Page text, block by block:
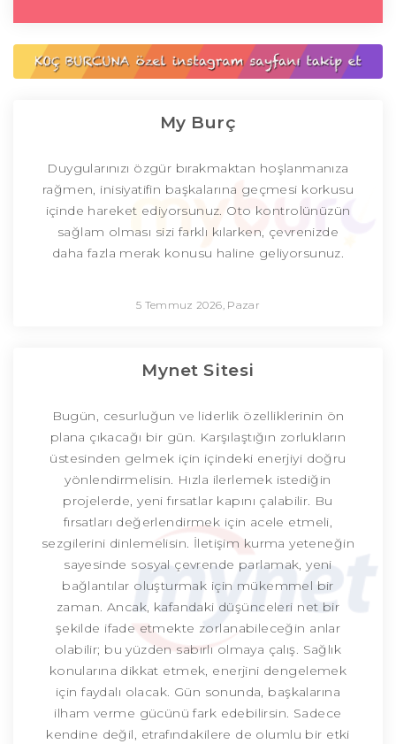
My Burç
Duygularınızı özgür bırakmaktan hoşlanmanıza
rağmen, inisiyatifin başkalarına geçmesi korkusu
içinde hareket ediyorsunuz. Oto kontrolünüzün
sağlam olması sizi farklı kılarken, çevrenizde
daha fazla merak konusu haline geliyorsunuz.
5 Temmuz 2026, Pazar
Mynet Sitesi
Bugün, cesurluğun ve liderlik özelliklerinin ön
plana çıkacağı bir gün. Karşılaştığın zorlukların
üstesinden gelmek için içindeki enerjiyi doğru
yönlendirmelisin. Hızla ilerlemek istediğin
projelerde, yeni fırsatlar kapını çalabilir. Bu
fırsatları değerlendirmek için acele etmeli,
sezgilerini dinlemelisin. İletişim kurma yeteneğin
sayesinde sosyal çevrende parlamak, yeni
bağlantılar oluşturmak için mükemmel bir
zaman. Ancak, kafandaki düşünceleri net bir
şekilde ifade etmekte zorlanabileceğin anlar
olabilir; bu yüzden sabırlı olmaya çalış. Sağlık
konularına dikkat etmek, enerjini dengelemek
için faydalı olacak. Gün sonunda, başkalarına
ilham verme gücünü fark edebilirsin. Sadece
kendine değil, etrafındakilere de olumlu bir etki